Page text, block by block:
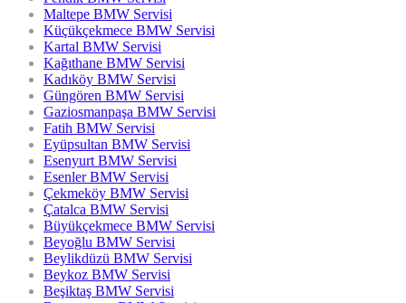
Maltepe BMW Servisi
Küçükçekmece BMW Servisi
Kartal BMW Servisi
Kağıthane BMW Servisi
Kadıköy BMW Servisi
Güngören BMW Servisi
Gaziosmanpaşa BMW Servisi
Fatih BMW Servisi
Eyüpsultan BMW Servisi
Esenyurt BMW Servisi
Esenler BMW Servisi
Çekmeköy BMW Servisi
Çatalca BMW Servisi
Büyükçekmece BMW Servisi
Beyoğlu BMW Servisi
Beylikdüzü BMW Servisi
Beykoz BMW Servisi
Beşiktaş BMW Servisi